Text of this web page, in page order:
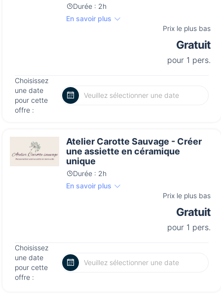
Durée : 2h
En savoir plus
Prix le plus bas
Gratuit
pour 1 pers.
Choisissez
une date
pour cette
offre :
Atelier Carotte Sauvage - Créer
une assiette en céramique
unique
Durée : 2h
En savoir plus
Prix le plus bas
Gratuit
pour 1 pers.
Choisissez
une date
pour cette
offre :